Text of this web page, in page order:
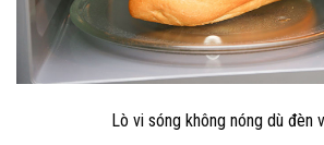
Lò vi sóng không nóng dù đèn